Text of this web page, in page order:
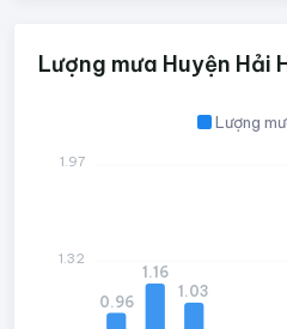
Lượng mưa Huyện Hải
Lượng
0.96
1.16
1.03
1.97
1.32